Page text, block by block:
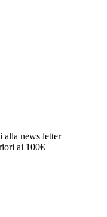
alla news letter
ai 100€